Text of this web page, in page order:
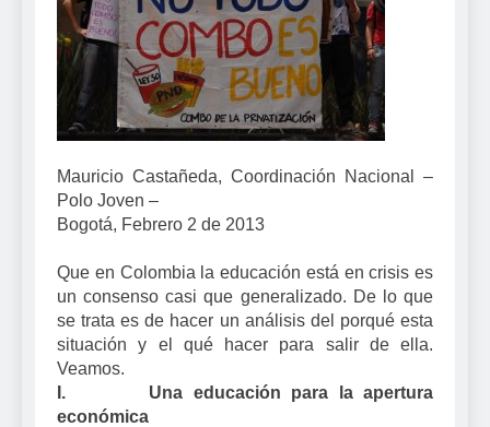
Mauricio Castañeda, Coordinación Nacional –
Polo Joven –
Bogotá, Febrero 2 de 2013
Que en Colombia la educación está en crisis es
un consenso casi que generalizado. De lo que
se trata es de hacer un análisis del porqué esta
situación y el qué hacer para salir de ella.
Veamos.
I. Una educación para la apertura
económica